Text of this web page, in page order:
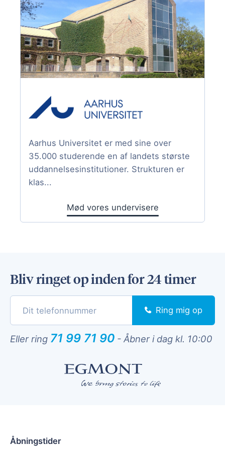
Aarhus Universitet er med sine over
35.000 studerende en af landets største
uddannelsesinstitutioner. Strukturen er
klas...
Mød vores undervisere
Bliv ringet op inden for 24 timer
Ring mig op
Eller ring 71 99 71 90 - Åbner i dag kl. 10:00
Åbningstider